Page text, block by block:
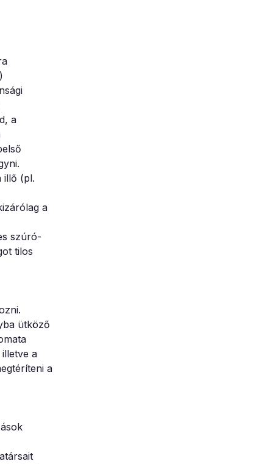
a
illő (pl.
a
szúró-
tilos
ütköző
a
a